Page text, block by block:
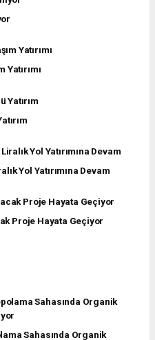
Yatırımı
Yol Yatırımına Devam
Proje Hayata Geçiyor
Sahasında Organik